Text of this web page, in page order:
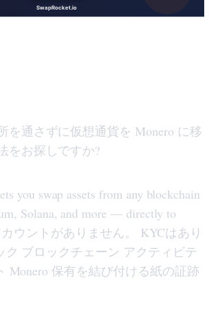
を通さずに仮想通貨を Monero に移
をお探しですか?
you swap assets from any blockchain
Solana, and more — directly to
ウントがありません。 KYCはあり
ク ブロックチェーン アクティビテ
Monero 保有を結び付ける紙の証跡